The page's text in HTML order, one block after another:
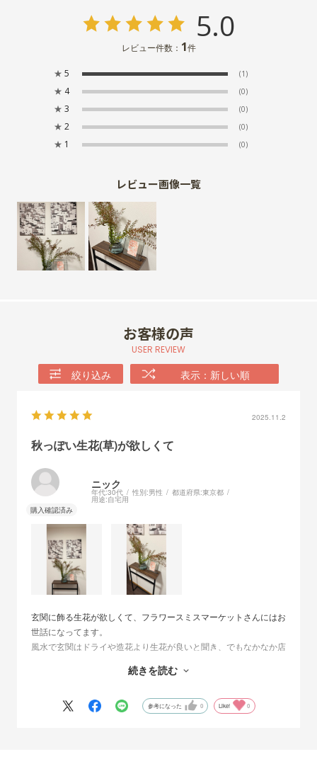
5.0
レビュー件数： 1件
★ 5 (1)
★ 4 (0)
★ 3 (0)
★ 2 (0)
★ 1 (0)
レビュー画像一覧
お客様の声
USER REVIEW
絞り込み 表示：新しい順
2025.11.2
秋っぽい生花(草)が欲しくて
ニック
年代:30代 性別:男性 都道府県:東京都
用途:自宅用
玄関に飾る生花が欲しくて、フラワースミスマーケットさんにはお
世話になってます。
風水で玄関はドライや造花より生花が良いと聞き、でもなかなか店
の、5本でびっくりするほどボリュームがある物や、実物は意外と
続きを読む
参考になった 0 Like! 0